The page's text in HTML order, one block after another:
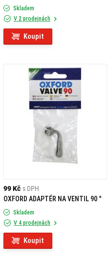
Skladem
V 2 prodejnách
Koupit
99 Kč s DPH
OXFORD ADAPTÉR NA VENTIL 90 °
Skladem
V 4 prodejnách
Koupit